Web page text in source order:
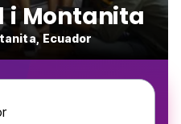
i Montanita
Ecuador